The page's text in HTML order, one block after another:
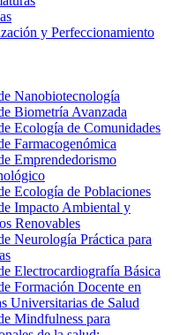
y Perfeccionamiento
Nanobiotecnología
Biometría Avanzada
Ecología de Comunidades
Farmacogenómica
Emprendedorismo
Ecología de Poblaciones
Impacto Ambiental y
Renovables
Neurología Práctica para
Electrocardiografía Básica
Formación Docente en
Universitarias de Salud
Mindfulness para